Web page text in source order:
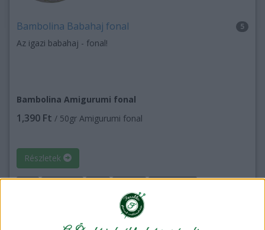
Bambolina Babahaj fonal 5
Az igazi babahaj - fonal!
Bambolina Amigurumi fonal
1,390 Ft / 50gr Amigurumi fonal
Részletek
akril amigurumi baba babahaj gyapjú fonal